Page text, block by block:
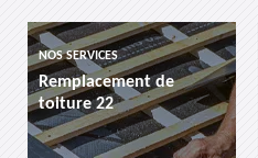
de
NOS SERVICES